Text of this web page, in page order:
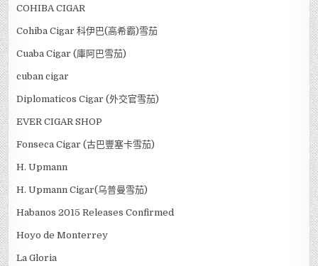
Cigar Humidifier
Cigar Party
Cigar Tasting Room(Cigar Shop)
Cigar Torch
cigar training
Cohiba
COHIBA CIGAR
Cohiba Cigar 科伊巴(高希霸)雪茄
Cuaba Cigar (庫阿巴雪茄)
cuban cigar
Diplomaticos Cigar (外交官雪茄)